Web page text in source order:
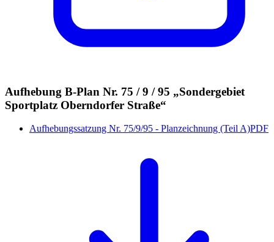
Aufhebung B-Plan Nr. 75 / 9 / 95 „Sondergebiet
Sportplatz Oberndorfer Straße“
Aufhebungssatzung Nr. 75/9/95 - Planzeichnung (Teil A)PDF